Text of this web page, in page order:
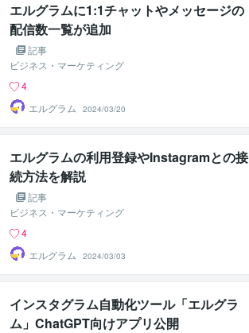
エルグラムに1:1チャットやメッセージの
配信数一覧が追加
記事
ビジネス・マーケティング
4
エルグラム
2024/03/20
エルグラムの利用登録やInstagramとの接
続方法を解説
記事
ビジネス・マーケティング
4
エルグラム
2024/03/03
インスタグラム自動化ツール「エルグラ
ム」ChatGPT向けアプリ公開